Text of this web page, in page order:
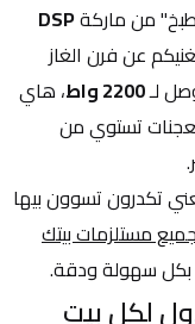
من ماركة DSP
العالمية؛ الخبازة الكهربائية الجبارة اللي راح تغنيكم عن فرن الغاز
لـ 2200 واط
مستلزمات بيتك
بكل سهولة ودقة.